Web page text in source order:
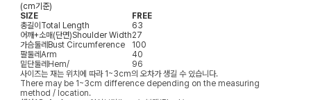
(cm기준)
SIZE
FREE
총길이Total Length
63
어깨+소매(단면)Shoulder Width27
가슴둘레Bust Circumference
100
팔둘레Arm
40
밑단둘레Hem/
96
사이즈는 재는 위치에 따라 1~3cm의 오차가 생길 수 있습니다.
There may be 1~3cm difference depending on the measuring
method / location.